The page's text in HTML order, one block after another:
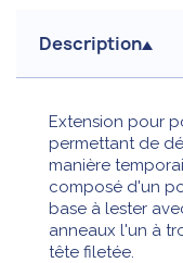
Description
Extension pour
permettant de
manière
composé d'un
base à lester
anneaux l'un à
tête filetée.